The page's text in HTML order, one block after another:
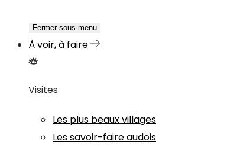
Fermer sous-menu
À voir, à faire
Visites
Les plus beaux villages
Les savoir-faire audois